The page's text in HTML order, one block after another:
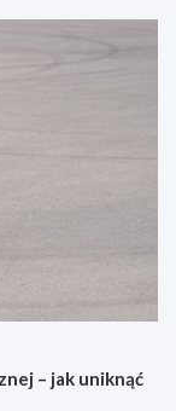
– jak uniknąć